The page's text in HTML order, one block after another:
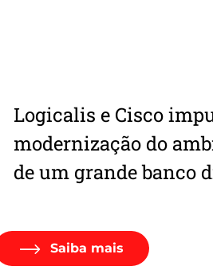
Logicalis e Cisco
modernização do
de um grande banco
Saiba mais